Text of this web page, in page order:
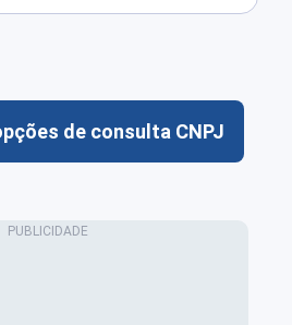
de consulta CNPJ